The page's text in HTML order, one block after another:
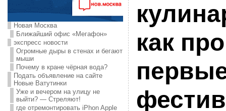
Новая Москва
Ближайший офис «Мегафон»
экспресс новости
Огромные дыры в стенах и бегают
мыши
Почему в кране чёрная вода?
Подать объявление на сайте
Новые Ватутинки
Уже и вечером на улицу не
выйти? — Стреляют!
где отремонтировать iPhon Apple
как